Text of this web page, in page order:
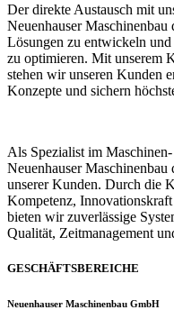
Der direkte Austausch mit
Neuenhauser
Lösungen zu entwickeln und
zu optimieren. Mit unserem
stehen wir unseren Kunden
Konzepte und sichern
Als Spezialist im
Neuenhauser
unserer Kunden. Durch die
Kompetenz,
bieten wir zuverlässige
Qualität, Zeitmanagement
GESCHÄFTSBEREICHE
Neuenhauser Maschinenbau GmbH